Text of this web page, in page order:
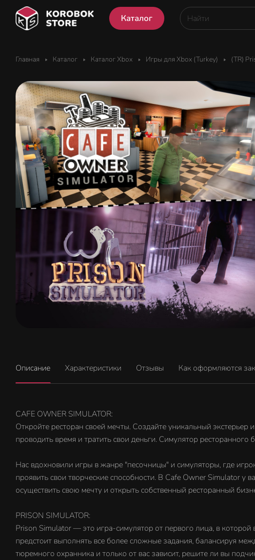
Каталог
Главная Каталог Каталог Xbox Игры для Xbox (Turkey) (TR)
Описание Характеристики Отзывы Как оформляются
CAFE OWNER SIMULATOR:
Откройте ресторан своей мечты. Создайте уникальный
проводить время и тратить свои деньги. Симулятор ресторанного
Нас вдохновили игры в жанре "песочницы" и симуляторы, где
проявить свои творческие способности. В Cafe Owner Simulator у
осуществить свою мечту и открыть собственный ресторанный
PRISON SIMULATOR:
Prison Simulator — это игра-симулятор от первого лица, в
предстоит выполнять все более сложные задания, балансируя
тюремного охранника и только от вас зависит, решите ли вы